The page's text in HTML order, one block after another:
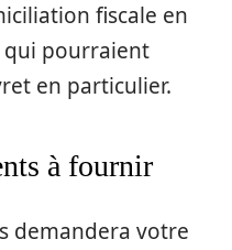
fiscale en
qui pourraient
en particulier.
à fournir
demandera votre